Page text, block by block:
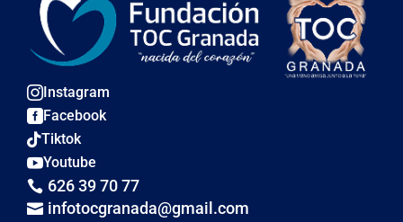
Instagram
Facebook
Tiktok
Youtube
 626 39 70 77
 infotocgranada@gmail.com